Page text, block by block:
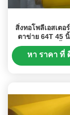
สิ่งทอโพลีเอสเต
ตาข่าย 64T 45
รักษาพื้น
หา ราคา ที่